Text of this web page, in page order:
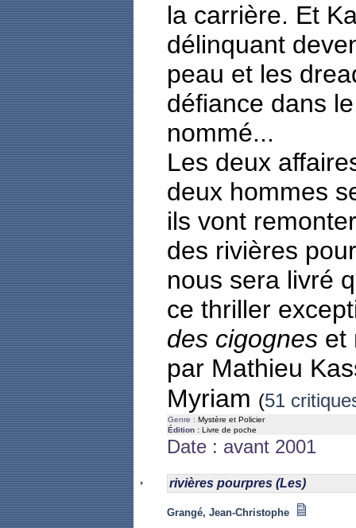
la carrière. Et
délinquant
peau et les
défiance dans
nommé...
Les deux
deux hommes
ils vont
des rivières
nous sera livré
ce thriller
des cigognes et
par Mathieu
Myriam (51
Genre : Mystère et Policier
Édition : Livre de poche
Date : avant 2001
rivières pourpres (Les)
Grangé, Jean-Christophe